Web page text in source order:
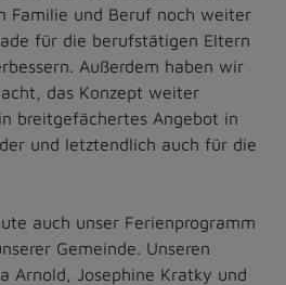
Familie und Beruf noch weiter
für die berufstätigen Eltern
Außerdem haben wir
das Konzept weiter
breitgefächertes Angebot in
und letztendlich auch für die
auch unser Ferienprogramm
Gemeinde. Unseren
Arnold, Josephine Kratky und